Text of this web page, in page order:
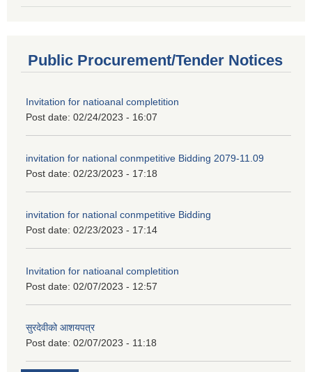
Public Procurement/Tender Notices
Invitation for natioanal completition
Post date: 02/24/2023 - 16:07
invitation for national conmpetitive Bidding 2079-11.09
Post date: 02/23/2023 - 17:18
invitation for national conmpetitive Bidding
Post date: 02/23/2023 - 17:14
Invitation for natioanal completition
Post date: 02/07/2023 - 12:57
सुरदेवीको आशयपत्र
Post date: 02/07/2023 - 11:18